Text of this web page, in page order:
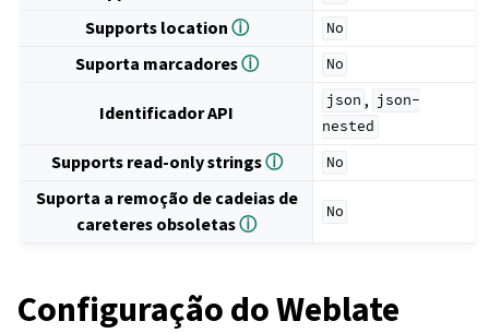
Supports locationⓘ No
Suporta marcadoresⓘ No
Identificador API
json , json-
nested
Supports read-only stringsⓘ No
Suporta a remoção de cadeias de
careteres obsoletasⓘ
No
Configuração do Weblate